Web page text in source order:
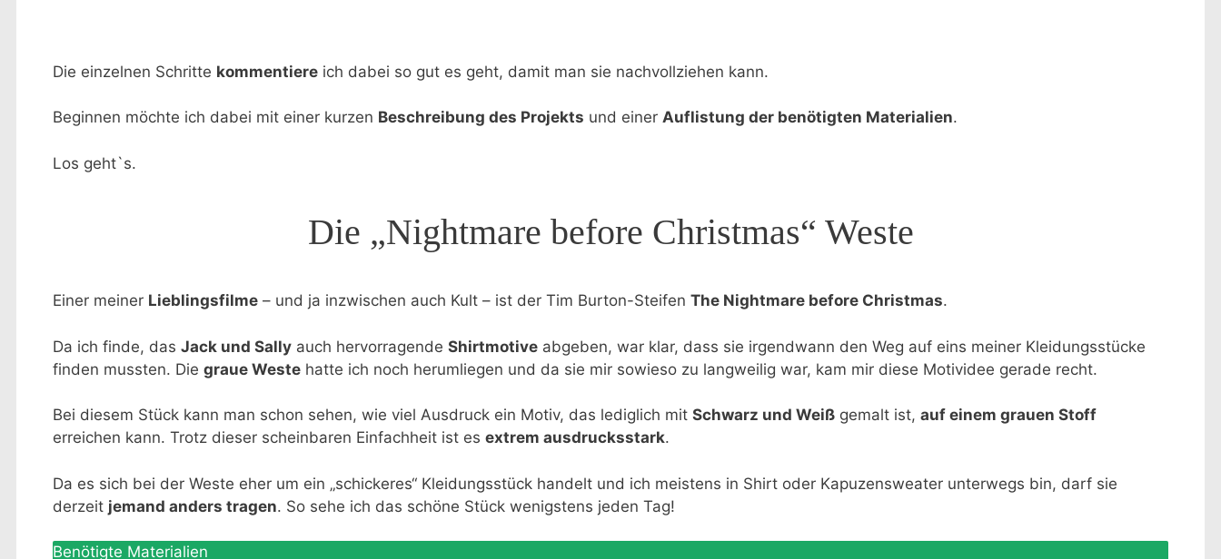
Die einzelnen Schritte kommentiere ich dabei so gut es geht, damit man sie nachvollziehen kann.
Beginnen möchte ich dabei mit einer kurzen Beschreibung des Projekts und einer Auflistung der benötigten Materialien.
Los geht`s.
Die „Nightmare before Christmas“ Weste
Einer meiner Lieblingsfilme – und ja inzwischen auch Kult – ist der Tim Burton-Steifen The Nightmare before Christmas.
Da ich finde, das Jack und Sally auch hervorragende Shirtmotive abgeben, war klar, dass sie irgendwann den Weg auf eins meiner Kleidungsstücke
finden mussten. Die graue Weste hatte ich noch herumliegen und da sie mir sowieso zu langweilig war, kam mir diese Motividee gerade recht.
Bei diesem Stück kann man schon sehen, wie viel Ausdruck ein Motiv, das lediglich mit Schwarz und Weiß gemalt ist, auf einem grauen Stoff
erreichen kann. Trotz dieser scheinbaren Einfachheit ist es extrem ausdrucksstark.
Da es sich bei der Weste eher um ein „schickeres“ Kleidungsstück handelt und ich meistens in Shirt oder Kapuzensweater unterwegs bin, darf sie
derzeit jemand anders tragen. So sehe ich das schöne Stück wenigstens jeden Tag!
Benötigte Materialien